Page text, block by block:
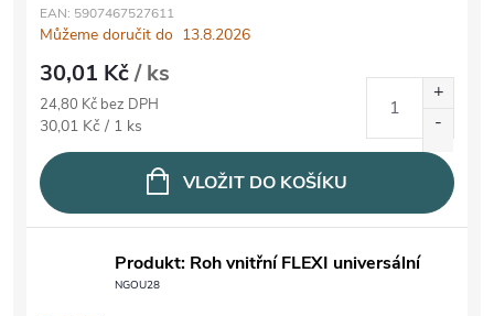
EAN: 5907467527611
Můžeme doručit do 13.8.2026
30,01 Kč/ ks
24,80 Kč bez DPH
Měrná cena:
30,01 Kč / 1 ks
VLOŽIT DO KOŠÍKU
Produkt: Roh vnitřní FLEXI universální
NGOU28